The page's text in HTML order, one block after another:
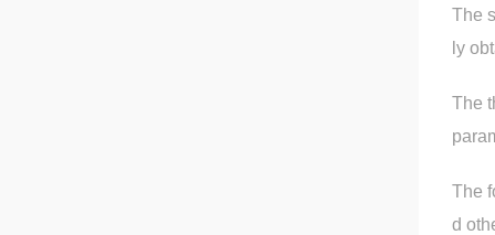
The
ly
The
The
d